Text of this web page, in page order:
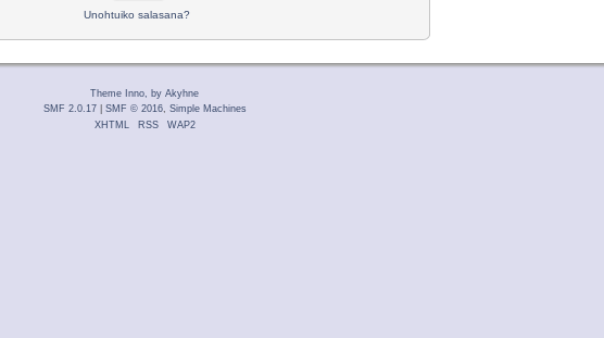
Unohtuiko salasana?
Theme Inno, by Akyhne
SMF 2.0.17| SMF © 2016, Simple Machines
XHTML
RSS WAP2